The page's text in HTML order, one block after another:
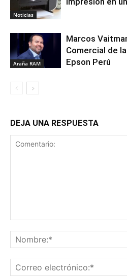
Noticias
Araña RAM
Marcos
Comercial de
Epson Perú
DEJA UNA RESPUESTA